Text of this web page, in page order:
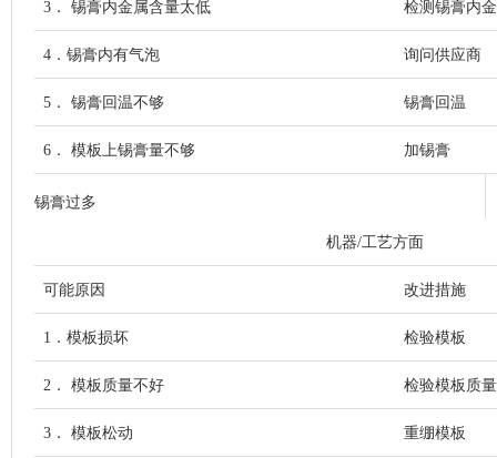
3． 锡膏内金属含量太低 检测锡膏内
4．锡膏内有气泡 询问供应商
5． 锡膏回温不够 锡膏回温
6． 模板上锡膏量不够 加锡膏
锡膏过多
机器/工艺方面
可能原因 改进措施
1．模板损坏 检验模板
2． 模板质量不好 检验模板质量
3． 模板松动 重绷模板